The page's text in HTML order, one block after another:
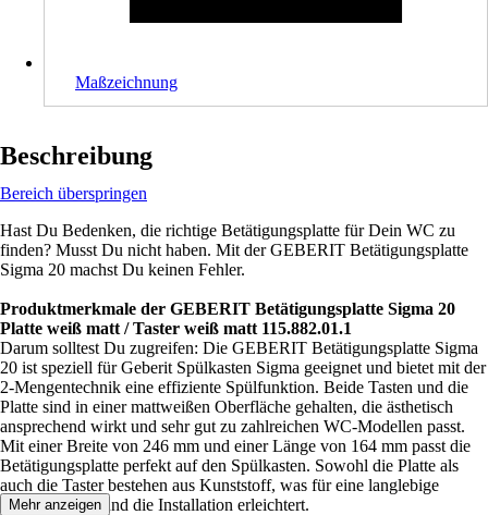
Maßzeichnung
Beschreibung
Bereich überspringen
Hast Du Bedenken, die richtige Betätigungsplatte für Dein WC zu
finden? Musst Du nicht haben. Mit der GEBERIT Betätigungsplatte
Sigma 20 machst Du keinen Fehler.
Produktmerkmale der GEBERIT Betätigungsplatte Sigma 20
Platte weiß matt / Taster weiß matt 115.882.01.1
Darum solltest Du zugreifen: Die GEBERIT Betätigungsplatte Sigma
20 ist speziell für Geberit Spülkasten Sigma geeignet und bietet mit der
2-Mengentechnik eine effiziente Spülfunktion. Beide Tasten und die
Platte sind in einer mattweißen Oberfläche gehalten, die ästhetisch
ansprechend wirkt und sehr gut zu zahlreichen WC-Modellen passt.
Mit einer Breite von 246 mm und einer Länge von 164 mm passt die
Betätigungsplatte perfekt auf den Spülkasten. Sowohl die Platte als
auch die Taster bestehen aus Kunststoff, was für eine langlebige
Nutzung sorgt und die Installation erleichtert.
Mehr anzeigen